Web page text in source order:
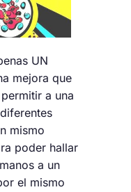
UN
mejora que
a una
mismo
poder hallar
a un
el mismo